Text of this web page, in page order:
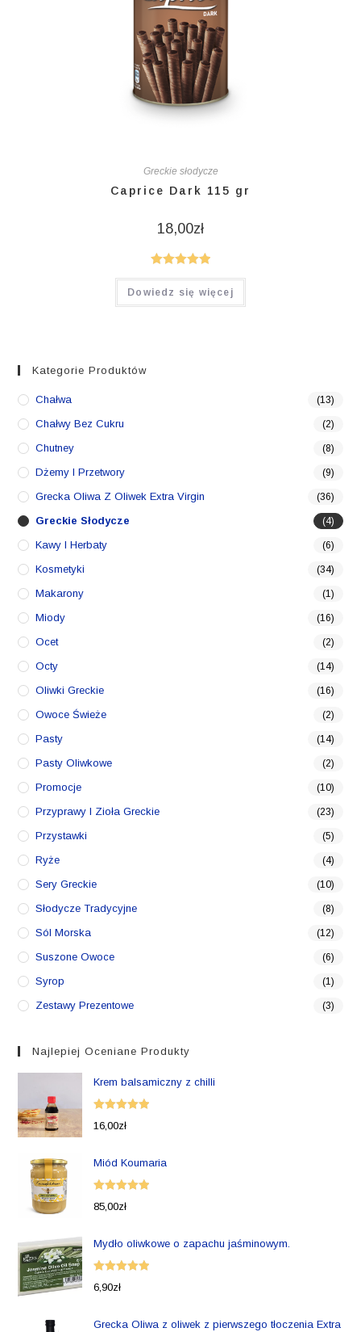
Greckie słodycze
Caprice Dark 115 gr
18,00zł
Oceniono
5.00 na 5
Dowiedz się więcej
Kategorie Produktów
Chałwa (13)
Chałwy Bez Cukru (2)
Chutney (8)
Dżemy I Przetwory (9)
Grecka Oliwa Z Oliwek Extra Virgin (36)
Greckie Słodycze (4)
Kawy I Herbaty (6)
Kosmetyki (34)
Makarony (1)
Miody (16)
Ocet (2)
Octy (14)
Oliwki Greckie (16)
Owoce Świeże (2)
Pasty (14)
Pasty Oliwkowe (2)
Promocje (10)
Przyprawy I Zioła Greckie (23)
Przystawki (5)
Ryże (4)
Sery Greckie (10)
Słodycze Tradycyjne (8)
Sól Morska (12)
Suszone Owoce (6)
Syrop (1)
Zestawy Prezentowe (3)
Najlepiej Oceniane Produkty
Krem balsamiczny z chilli
Oceniono
16,00zł
Miód Koumaria
Oceniono
85,00zł
Mydło oliwkowe o zapachu jaśminowym.
Oceniono
6,90zł
Grecka Oliwa z oliwek z pierwszego tłoczenia Extra